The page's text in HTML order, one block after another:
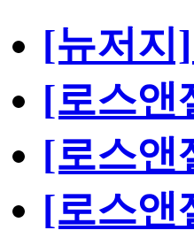
[뉴저지]
[로스앤
[로스앤
[로스앤